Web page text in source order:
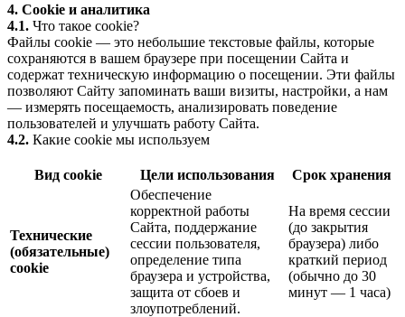
4. Cookie и аналитика
4.1. Что такое cookie?
Файлы cookie — это небольшие текстовые файлы, которые
сохраняются в вашем браузере при посещении Сайта и
содержат техническую информацию о посещении. Эти файлы
позволяют Сайту запоминать ваши визиты, настройки, а нам
— измерять посещаемость, анализировать поведение
пользователей и улучшать работу Сайта.
4.2. Какие cookie мы используем
Вид cookie Цели использования Срок хранения
Технические
(обязательные)
cookie
Обеспечение
корректной работы
Сайта, поддержание
сессии пользователя,
определение типа
браузера и устройства,
защита от сбоев и
злоупотреблений.
На время сессии
(до закрытия
браузера) либо
краткий период
(обычно до 30
минут — 1 часа)